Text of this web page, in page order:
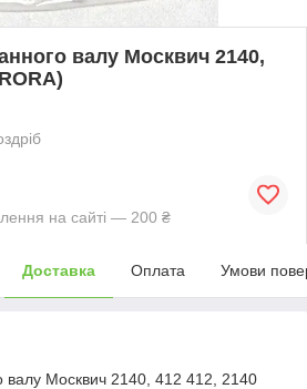
валу Москвич 2140,
на сайті — 200 ₴
Доставка Оплата Умови
валу Москвич 2140, 412 412, 2140